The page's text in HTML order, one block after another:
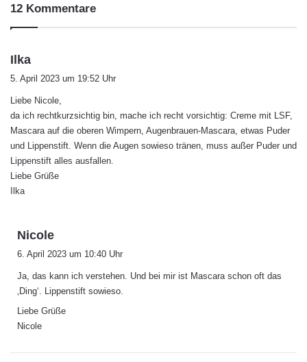
12 Kommentare
Ilka
t
:
5. April 2023 um 19:52 Uhr
Liebe Nicole,
da ich rechtkurzsichtig bin, mache ich recht vorsichtig: Creme mit LSF,
Mascara auf die oberen Wimpern, Augenbrauen-Mascara, etwas Puder
und Lippenstift. Wenn die Augen sowieso tränen, muss außer Puder und
Lippenstift alles ausfallen.
Liebe Grüße
Ilka
Nicole
t
:
6. April 2023 um 10:40 Uhr
Ja, das kann ich verstehen. Und bei mir ist Mascara schon oft das
‚Ding‘. Lippenstift sowieso.
Liebe Grüße
Nicole